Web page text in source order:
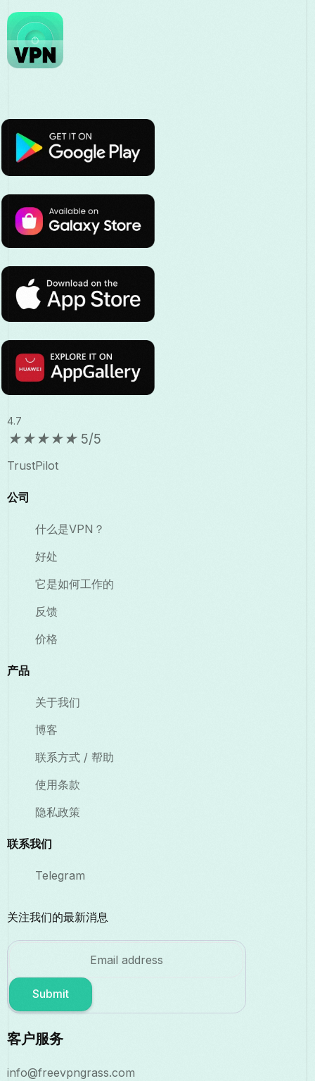
4.7
★★★★★ 5/5
TrustPilot
公司
什么是VPN？
好处
它是如何工作的
反馈
价格
产品
关于我们
博客
联系方式 / 帮助
使用条款
隐私政策
联系我们
Telegram
关注我们的最新消息
Submit
客户服务
info@freevpngrass.com